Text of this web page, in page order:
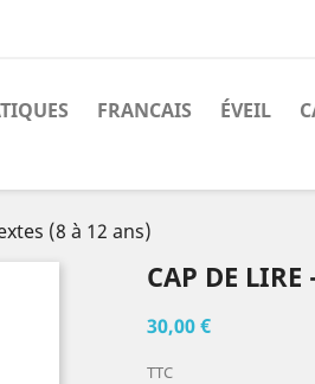
FRANCAIS ÉVEIL
(8 à 12 ans)
CAP DE LIRE
30,00 €
TTC